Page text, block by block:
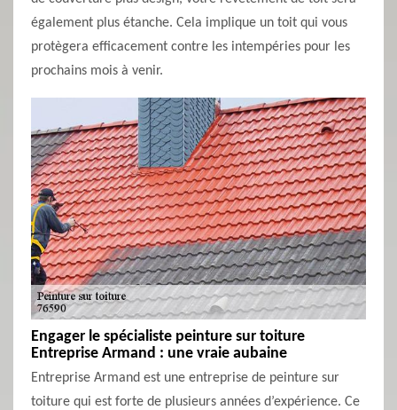
également plus étanche. Cela implique un toit qui vous
protègera efficacement contre les intempéries pour les
prochains mois à venir.
Engager le spécialiste peinture sur toiture
Entreprise Armand : une vraie aubaine
Entreprise Armand est une entreprise de peinture sur
toiture qui est forte de plusieurs années d’expérience. Ce